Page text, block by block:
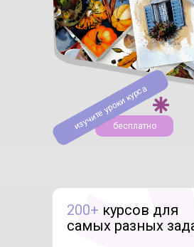
бесплатно
изучите уроки курса
200+ курсов для
самых разных